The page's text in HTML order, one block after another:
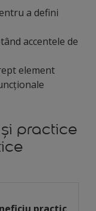
a defini
accentele de
element
practice